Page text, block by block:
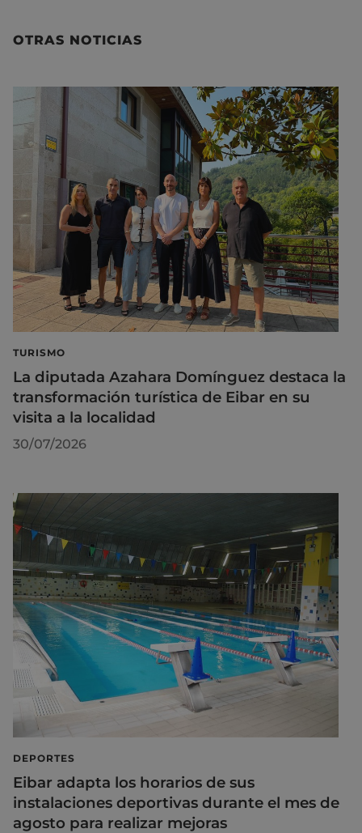
OTRAS NOTICIAS
TURISMO
La diputada Azahara Domínguez destaca la
transformación turística de Eibar en su
visita a la localidad
30/07/2026
DEPORTES
Eibar adapta los horarios de sus
instalaciones deportivas durante el mes de
agosto para realizar mejoras